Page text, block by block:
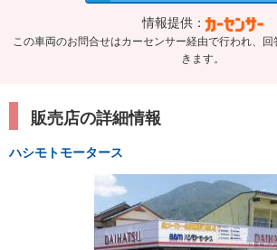
情報提供：
この車両のお問合せはカーセンサー経由で行われ、
きます。
販売店の詳細情報
ハシモトモータース